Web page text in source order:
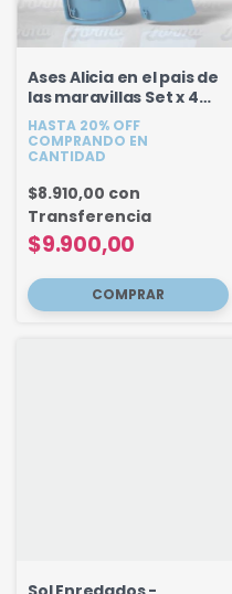
Ases Alicia en el pais de
las maravillas Set x 4
unid. 8 cm
HASTA 20% OFF
COMPRANDO EN
CANTIDAD
$9.900,00
$8.910,00 con
Transferencia